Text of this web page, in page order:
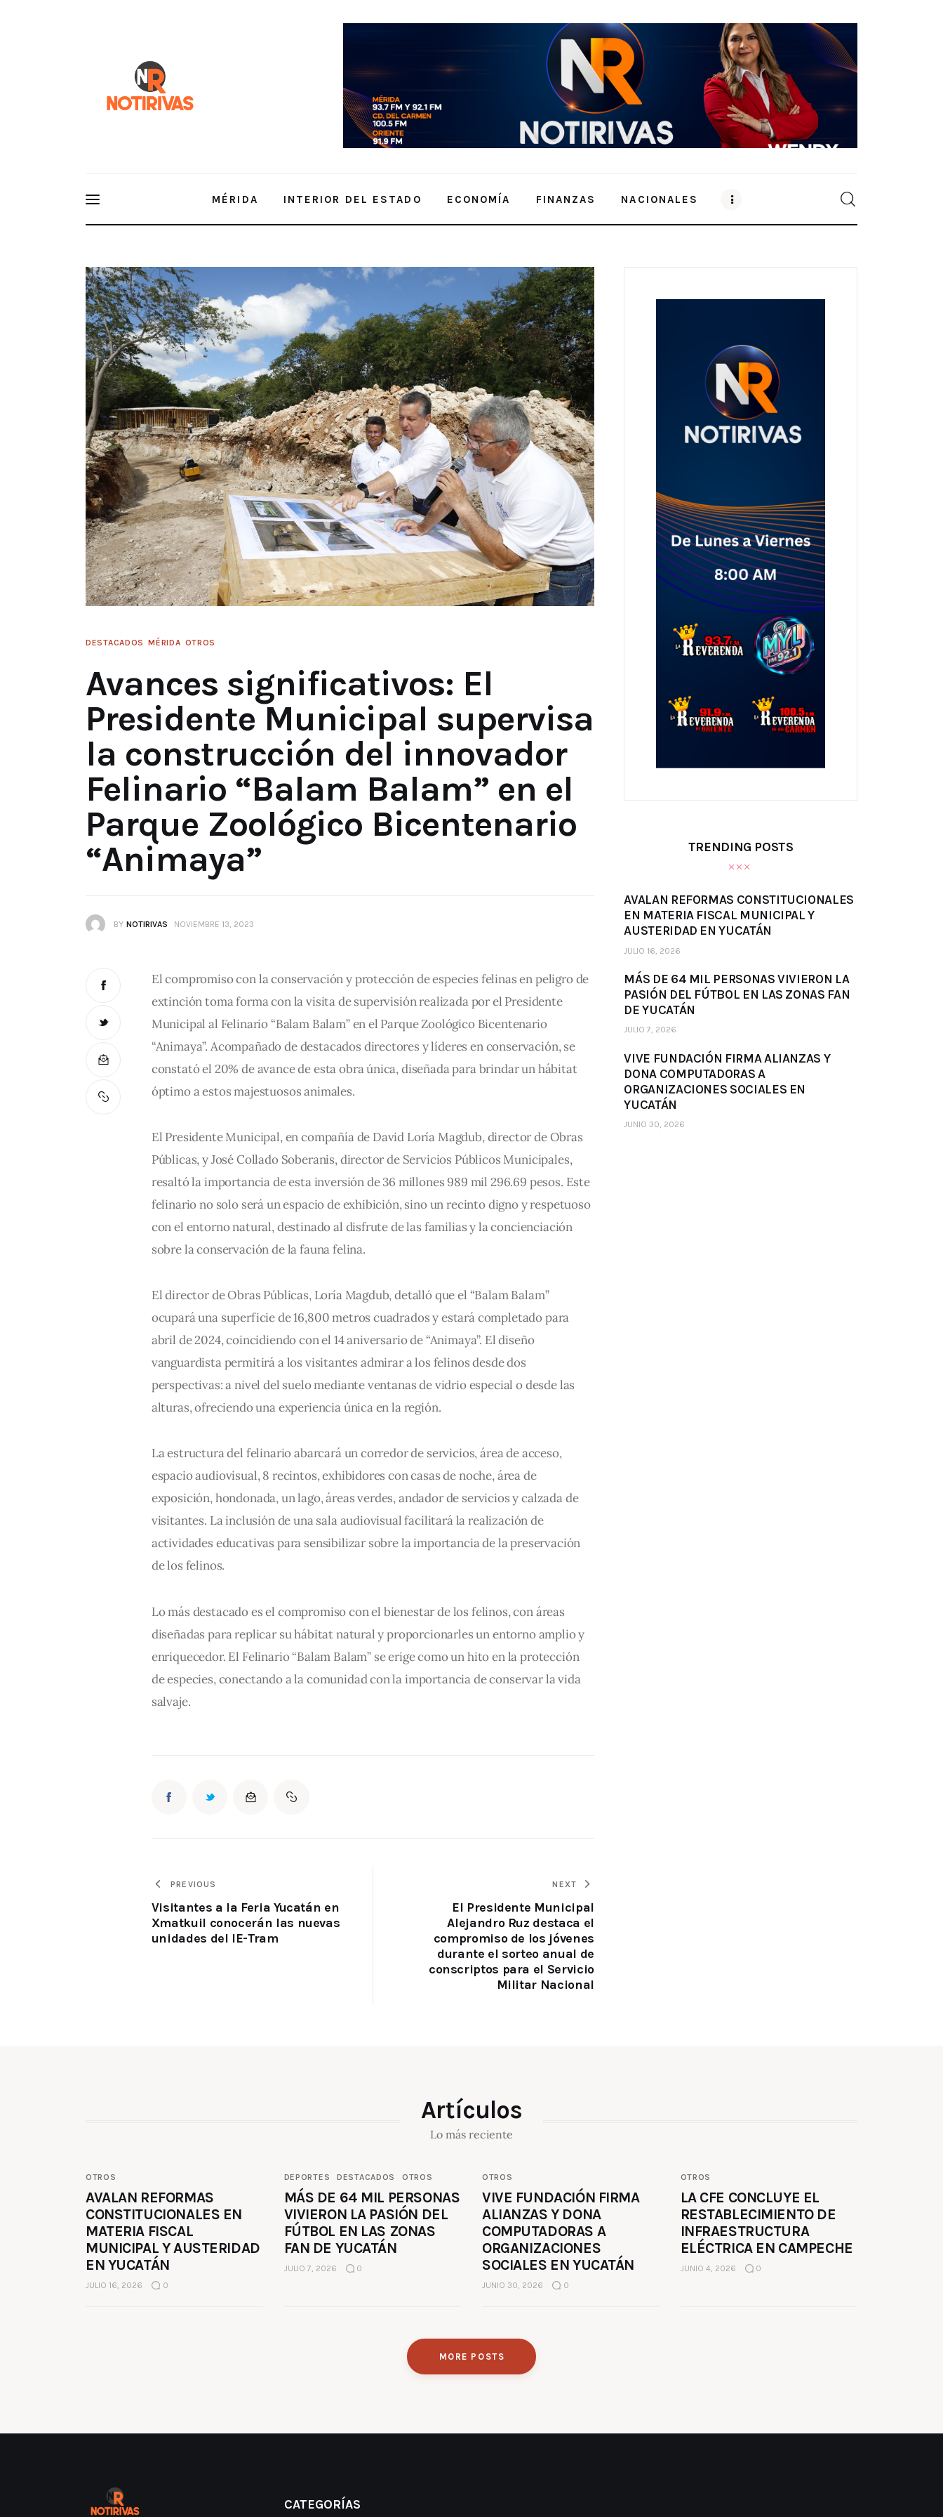
MÉRIDA INTERIOR DEL ESTADO ECONOMÍA FINANZAS NACIONALES
Avances significativos: El Presidente Municipal supervisa la construcción del innovador
Felinario “Balam Balam” en el Parque Zoológico Bicentenario “Animaya”
DESTACADOS MÉRIDA OTROS
Avances significativos: El
Presidente Municipal supervisa
la construcción del innovador
Felinario “Balam Balam” en el
Parque Zoológico Bicentenario
“Animaya”
BY NOTIRIVAS NOVIEMBRE 13, 2023
El compromiso con la conservación y protección de especies felinas en peligro de
extinción toma forma con la visita de supervisión realizada por el Presidente
Municipal al Felinario “Balam Balam” en el Parque Zoológico Bicentenario
“Animaya”. Acompañado de destacados directores y líderes en conservación, se
constató el 20% de avance de esta obra única, diseñada para brindar un hábitat
óptimo a estos majestuosos animales.
El Presidente Municipal, en compañía de David Loría Magdub, director de Obras
Públicas, y José Collado Soberanis, director de Servicios Públicos Municipales,
resaltó la importancia de esta inversión de 36 millones 989 mil 296.69 pesos. Este
felinario no solo será un espacio de exhibición, sino un recinto digno y respetuoso
con el entorno natural, destinado al disfrute de las familias y la concienciación
sobre la conservación de la fauna felina.
El director de Obras Públicas, Loría Magdub, detalló que el “Balam Balam”
ocupará una superficie de 16,800 metros cuadrados y estará completado para
abril de 2024, coincidiendo con el 14 aniversario de “Animaya”. El diseño
vanguardista permitirá a los visitantes admirar a los felinos desde dos
perspectivas: a nivel del suelo mediante ventanas de vidrio especial o desde las
alturas, ofreciendo una experiencia única en la región.
La estructura del felinario abarcará un corredor de servicios, área de acceso,
espacio audiovisual, 8 recintos, exhibidores con casas de noche, área de
exposición, hondonada, un lago, áreas verdes, andador de servicios y calzada de
visitantes. La inclusión de una sala audiovisual facilitará la realización de
actividades educativas para sensibilizar sobre la importancia de la preservación
de los felinos.
Lo más destacado es el compromiso con el bienestar de los felinos, con áreas
diseñadas para replicar su hábitat natural y proporcionarles un entorno amplio y
enriquecedor. El Felinario “Balam Balam” se erige como un hito en la protección
de especies, conectando a la comunidad con la importancia de conservar la vida
salvaje.
PREVIOUS
Visitantes a la Feria Yucatán en
Xmatkuil conocerán las nuevas
unidades del IE-Tram
NEXT
El Presidente Municipal
Alejandro Ruz destaca el
compromiso de los jóvenes
durante el sorteo anual de
conscriptos para el Servicio
Militar Nacional
TRENDING POSTS
AVALAN REFORMAS CONSTITUCIONALES
EN MATERIA FISCAL MUNICIPAL Y
AUSTERIDAD EN YUCATÁN
JULIO 16, 2026
MÁS DE 64 MIL PERSONAS VIVIERON LA
PASIÓN DEL FÚTBOL EN LAS ZONAS FAN
DE YUCATÁN
JULIO 7, 2026
VIVE FUNDACIÓN FIRMA ALIANZAS Y
DONA COMPUTADORAS A
ORGANIZACIONES SOCIALES EN
YUCATÁN
JUNIO 30, 2026
Artículos
Lo más reciente
OTROS
AVALAN REFORMAS
CONSTITUCIONALES EN
MATERIA FISCAL
MUNICIPAL Y AUSTERIDAD
EN YUCATÁN
JULIO 16, 2026 0
DEPORTES DESTACADOS OTROS
MÁS DE 64 MIL PERSONAS
VIVIERON LA PASIÓN DEL
FÚTBOL EN LAS ZONAS
FAN DE YUCATÁN
JULIO 7, 2026 0
OTROS
VIVE FUNDACIÓN FIRMA
ALIANZAS Y DONA
COMPUTADORAS A
ORGANIZACIONES
SOCIALES EN YUCATÁN
JUNIO 30, 2026 0
OTROS
LA CFE CONCLUYE EL
RESTABLECIMIENTO DE
INFRAESTRUCTURA
ELÉCTRICA EN CAMPECHE
JUNIO 4, 2026 0
MORE POSTS
CATEGORÍAS